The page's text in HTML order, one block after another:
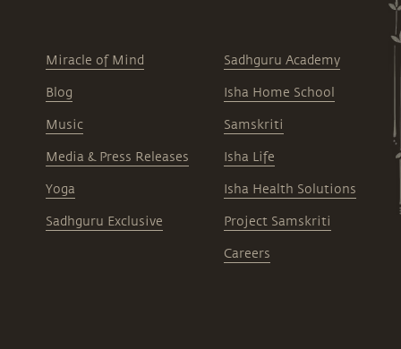
Miracle of Mind
Blog
Music
Media & Press Releases
Yoga
Sadhguru Exclusive
Sadhguru Academy
Isha Home School
Samskriti
Isha Life
Isha Health Solutions
Project Samskriti
Careers